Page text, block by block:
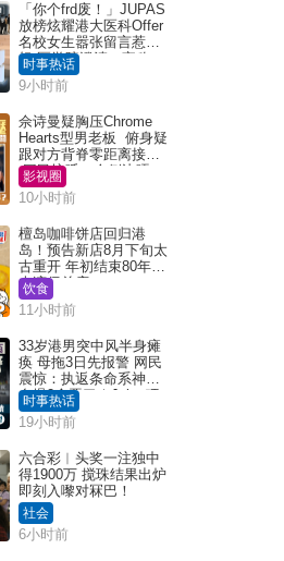
「你个frd废！」JUPAS
放榜炫耀港大医科Offer
名校女生嚣张留言惹众
怒 医学院澄清：宣称
「40.5分获录取」不符事
实｜Juicy叮
时事热话
9小时前
佘诗曼疑胸压Chrome
Hearts型男老板 俯身疑
跟对方背脊零距离接触
网民惊呼：企侧边唔
得？
影视圈
10小时前
檀岛咖啡饼店回归港
岛！预告新店8月下旬太
古重开 年初结束80年历
史湾仔总店
饮食
11小时前
33岁港男突中风半身瘫
痪 母拖3日先报警 网民
震惊：执返条命系神迹
自爆2个恶习｜Juicy叮
时事热话
19小时前
六合彩︱头奖一注独中
得1900万 搅珠结果出炉
即刻入嚟对冧巴！
社会
6小时前